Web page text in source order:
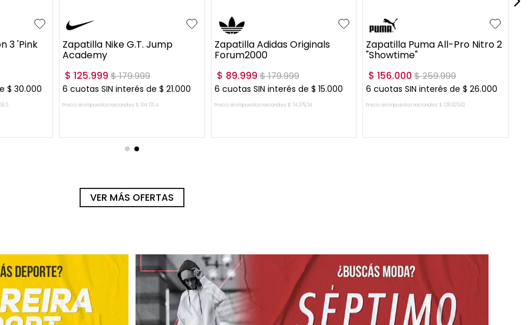
3 'Pink
$ 30.000
,5
Zapatilla Nike G.T. Jump
Academy
$ 125.999 $179.999
6 cuotas SIN interés de $ 21.000
Precio sin impuestos nacionales: $ 104.131,4
Zapatilla Adidas Originals
Forum2000
$ 89.999 $179.999
6 cuotas SIN interés de $ 15.000
Precio sin impuestos nacionales: $ 74.379,34
Zapatilla Puma All-Pro Nitro 2
"Showtime"
$ 156.000 $259.999
6 cuotas SIN interés de$ 26.000
Precio sin impuestos nacionales: $ 128.925,62
VER MÁS OFERTAS